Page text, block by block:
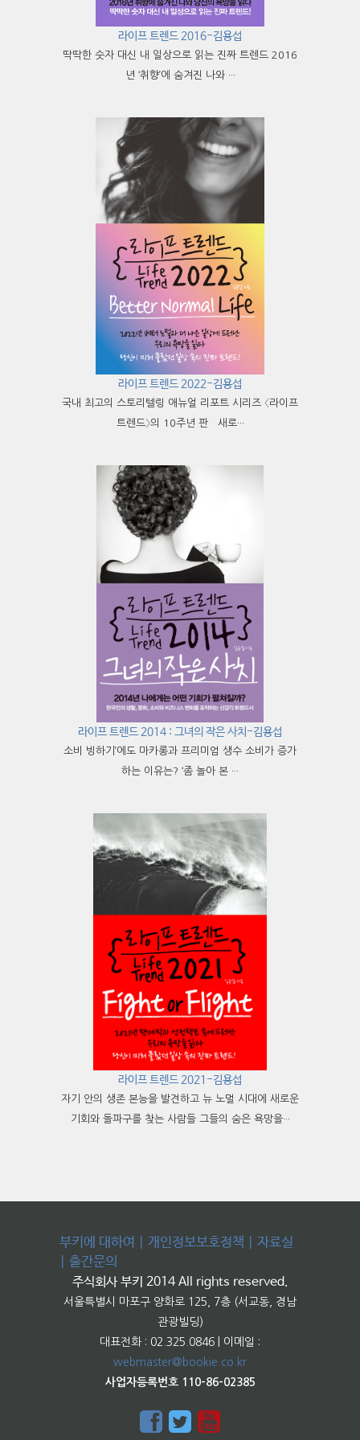
라이프 트렌드 2016-김용섭
딱딱한 숫자 대신 내 일상으로 읽는 진짜 트렌드 2016
년 ‘취향’에 숨겨진 나와 ···
라이프 트렌드 2022-김용섭
국내 최고의 스토리텔링 애뉴얼 리포트 시리즈 〈라이프
트렌드〉의 10주년 판 새로···
라이프 트렌드 2014 : 그녀의 작은 사치-김용섭
소비 빙하기’에도 마카롱과 프리미엄 생수 소비가 증가
하는 이유는? ‘좀 놀아 본 ···
라이프 트렌드 2021-김용섭
자기 안의 생존 본능을 발견하고 뉴 노멀 시대에 새로운
기회와 돌파구를 찾는 사람들 그들의 숨은 욕망을···
부키에 대하여 개인정보보호정책
자료실
출간문의
주식회사 부키 2014 All rights reserved.
서울특별시 마포구 양화로 125, 7층 (서교동, 경남
관광빌딩)
대표전화 : 02.325.0846 | 이메일 :
webmaster@bookie.co.kr
사업자등록번호 110-86-02385